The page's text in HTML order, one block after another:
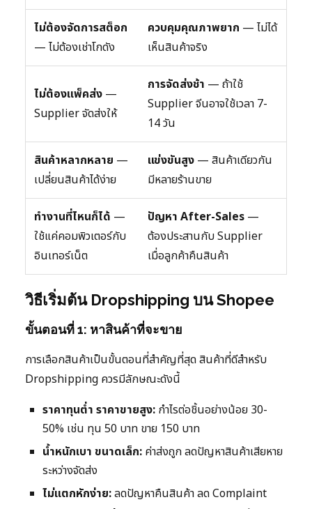
ไม่ต้องจัดการสต็อก
— ไม่ต้องเช่าโกดัง
ควบคุมคุณภาพยาก — ไม่ได้
เห็นสินค้าจริง
ไม่ต้องแพ็คส่ง —
Supplier จัดส่งให้
การจัดส่งช้า — ถ้าใช้
Supplier จีนอาจใช้เวลา 7-
14 วัน
สินค้าหลากหลาย —
เปลี่ยนสินค้าได้ง่าย
แข่งขันสูง — สินค้าเดียวกัน
มีหลายร้านขาย
ทำงานที่ไหนก็ได้ —
ใช้แค่คอมพิวเตอร์กับ
อินเทอร์เน็ต
ปัญหา After-Sales —
ต้องประสานกับ Supplier
เมื่อลูกค้าคืนสินค้า
วิธีเริ่มต้น Dropshipping บน Shopee
ขั้นตอนที่ 1: หาสินค้าที่จะขาย
การเลือกสินค้าเป็นขั้นตอนที่สำคัญที่สุด สินค้าที่ดีสำหรับ
Dropshipping ควรมีลักษณะดังนี้
ราคาทุนต่ำ ราคาขายสูง: กำไรต่อชิ้นอย่างน้อย 30-
50% เช่น ทุน 50 บาท ขาย 150 บาท
น้ำหนักเบา ขนาดเล็ก: ค่าส่งถูก ลดปัญหาสินค้าเสียหาย
ระหว่างจัดส่ง
ไม่แตกหักง่าย:ลดปัญหาคืนสินค้า ลด Complaint